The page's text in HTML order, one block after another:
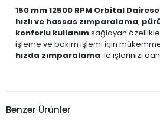
150 mm 12500 RPM Orbital
hızlı ve hassas zımparalama,
konforlu kullanımsağlayan
işleme ve bakım işlemi için
hızda zımparalama ile işlerinizi
Benzer Ürünler